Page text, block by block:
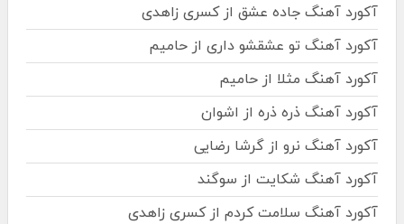
آکورد آهنگ جاده عشق از کسری زاهدی
آکورد آهنگ تو عشقشو داری از حامیم
آکورد آهنگ مثلا از حامیم
آکورد آهنگ ذره ذره از اشوان
آکورد آهنگ نرو از گرشا رضایی
آکورد آهنگ شکایت از سوگند
آکورد آهنگ سلامت کردم از کسری زاهدی